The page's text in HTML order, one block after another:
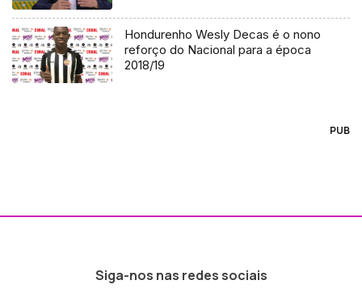
Hondurenho Wesly Decas é o nono
reforço do Nacional para a época
2018/19
PUB
Siga-nos nas redes sociais